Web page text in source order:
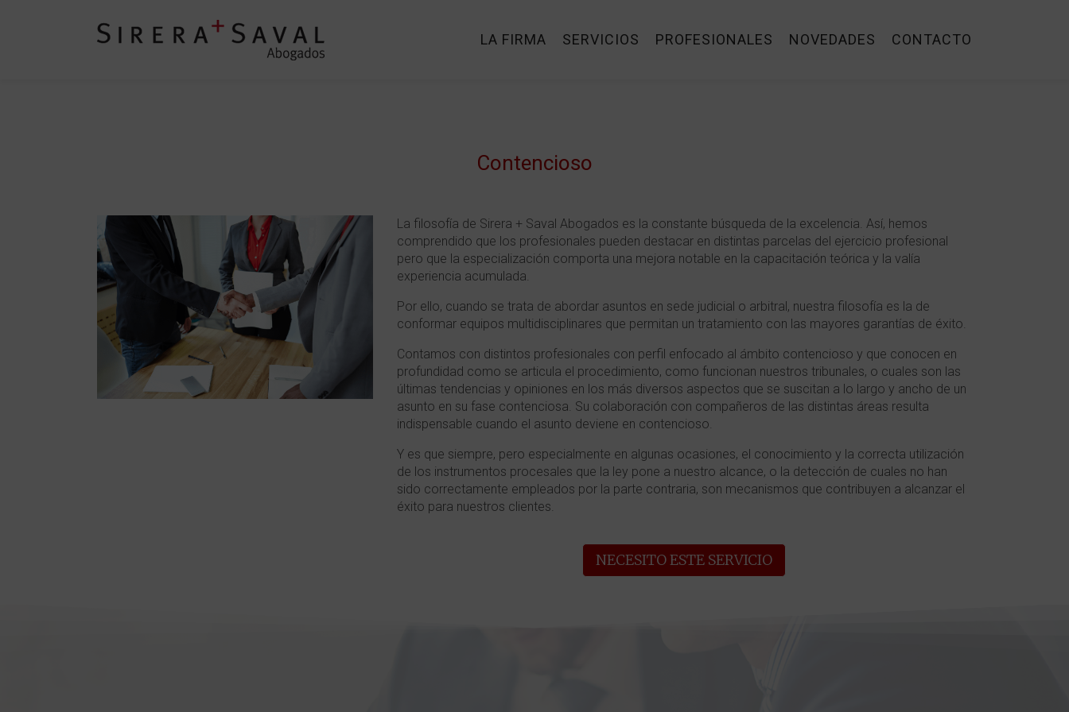
LA FIRMA SERVICIOS PROFESIONALES NOVEDADES CONTACTO
Contencioso
La filosofía de Sirera + Saval Abogados es la constante búsqueda de la excelencia. Así, hemos
comprendido que los profesionales pueden destacar en distintas parcelas del ejercicio profesional
pero que la especialización comporta una mejora notable en la capacitación teórica y la valía
experiencia acumulada.
Por ello, cuando se trata de abordar asuntos en sede judicial o arbitral, nuestra filosofía es la de
conformar equipos multidisciplinares que permitan un tratamiento con las mayores garantías de éxito.
Contamos con distintos profesionales con perfil enfocado al ámbito contencioso y que conocen en
profundidad como se articula el procedimiento, como funcionan nuestros tribunales, o cuales son las
últimas tendencias y opiniones en los más diversos aspectos que se suscitan a lo largo y ancho de un
asunto en su fase contenciosa. Su colaboración con compañeros de las distintas áreas resulta
indispensable cuando el asunto deviene en contencioso.
Y es que siempre, pero especialmente en algunas ocasiones, el conocimiento y la correcta utilización
de los instrumentos procesales que la ley pone a nuestro alcance, o la detección de cuales no han
sido correctamente empleados por la parte contraria, son mecanismos que contribuyen a alcanzar el
éxito para nuestros clientes.
NECESITO ESTE SERVICIO